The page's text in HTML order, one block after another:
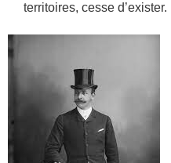
territoires, cesse d’exister.